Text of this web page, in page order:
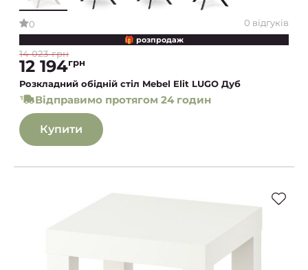
0 0 відгуків
🎁 розпродаж
14 023 грн
12 194грн
Розкладний обідній стіл Mebel Elit LUGO Дуб
Відправимо протягом 24 годин
Купити